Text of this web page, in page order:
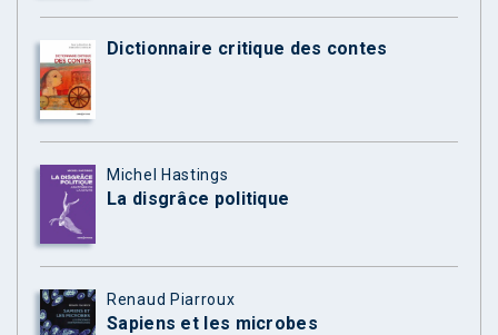
Dictionnaire critique des contes
Michel Hastings
La disgrâce politique
Renaud Piarroux
Sapiens et les microbes